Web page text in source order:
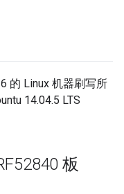
的 Linux 机器刷写所
14.04.5 LTS
板